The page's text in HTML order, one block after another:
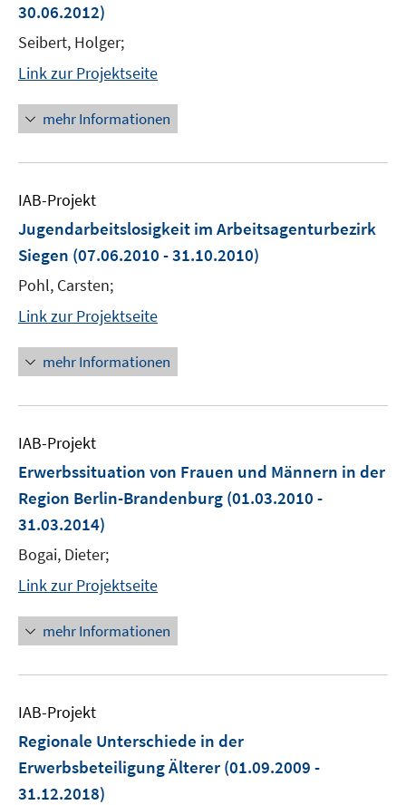
30.06.2012)
Seibert, Holger;
Link zur Projektseite
mehr Informationen
IAB-Projekt
Jugendarbeitslosigkeit im Arbeitsagenturbezirk
Siegen (07.06.2010 - 31.10.2010)
Pohl, Carsten;
Link zur Projektseite
mehr Informationen
IAB-Projekt
Erwerbssituation von Frauen und Männern in der
Region Berlin-Brandenburg (01.03.2010 -
31.03.2014)
Bogai, Dieter;
Link zur Projektseite
mehr Informationen
IAB-Projekt
Regionale Unterschiede in der
Erwerbsbeteiligung Älterer (01.09.2009 -
31.12.2018)